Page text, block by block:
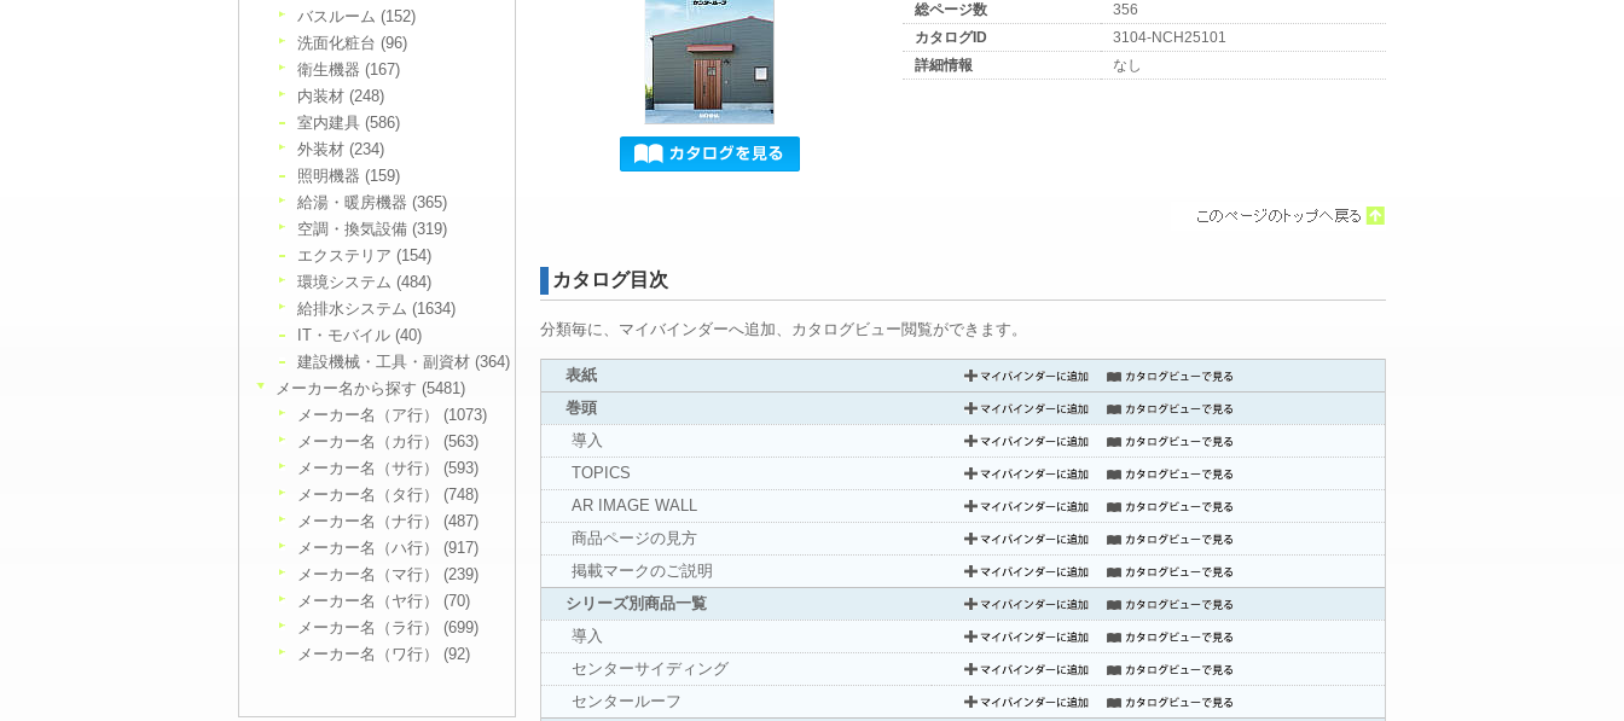
総ページ数
356
カタログID
3104-NCH25101
詳細情報
なし
カタログ目次
分類毎に、マイバインダーへ追加、カタログビュー閲覧ができます。
表紙
巻頭
導入
TOPICS
AR IMAGE WALL
商品ページの見方
掲載マークのご説明
シリーズ別商品一覧
導入
センターサイディング
センタールーフ
バスルーム (152)
洗面化粧台 (96)
衛生機器 (167)
内装材 (248)
室内建具 (586)
外装材 (234)
照明機器 (159)
給湯・暖房機器 (365)
空調・換気設備 (319)
エクステリア (154)
環境システム (484)
給排水システム (1634)
IT・モバイル (40)
建設機械・工具・副資材 (364)
メーカー名から探す (5481)
メーカー名（ア行） (1073)
メーカー名（カ行） (563)
メーカー名（サ行） (593)
メーカー名（タ行） (748)
メーカー名（ナ行） (487)
メーカー名（ハ行） (917)
メーカー名（マ行） (239)
メーカー名（ヤ行） (70)
メーカー名（ラ行） (699)
メーカー名（ワ行） (92)